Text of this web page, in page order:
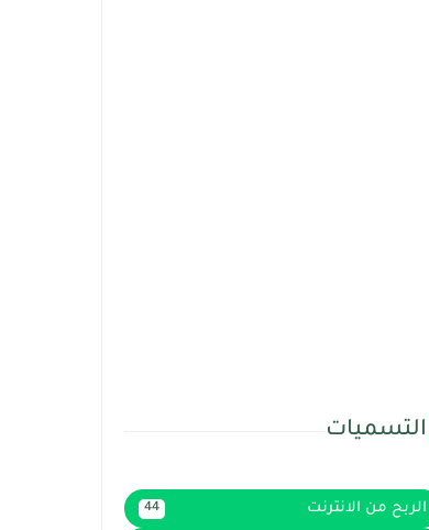
التسميات
الربح من الانترنت 44